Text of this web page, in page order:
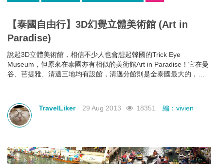
【泰國自由行】3D幻覺立體美術館 (Art in
Paradise)
說起3D立體美術館，相信不少人也會想起韓國的Trick Eye
Museum，但原來在泰國亦有相似的美術館Art in Paradise！它在曼
谷、芭提雅、清邁三地均有設館，清邁分館則是全泰國最大的，樓
TravelLiker
29 Aug 2013 18351 編：vivien